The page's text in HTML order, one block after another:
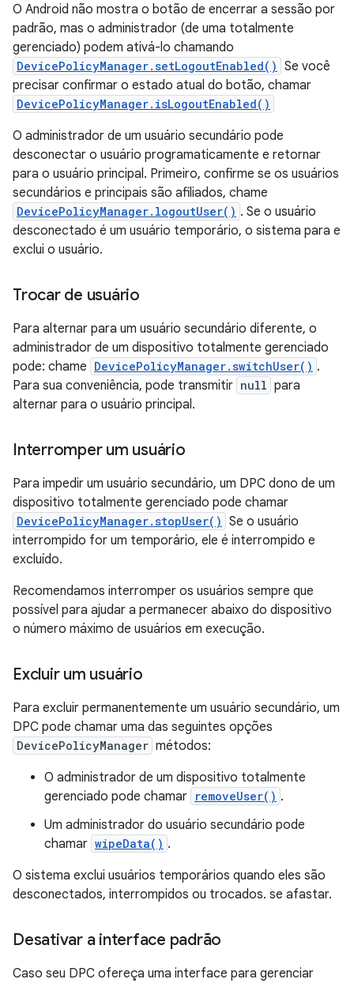
O Android não mostra o botão de encerrar a sessão por
padrão, mas o administrador (de uma totalmente
gerenciado) podem ativá-lo chamando
DevicePolicyManager.setLogoutEnabled() Se você
precisar confirmar o estado atual do botão, chamar
DevicePolicyManager.isLogoutEnabled()
O administrador de um usuário secundário pode
desconectar o usuário programaticamente e retornar
para o usuário principal. Primeiro, confirme se os usuários
secundários e principais são afiliados, chame
DevicePolicyManager.logoutUser() . Se o usuário
desconectado é um usuário temporário, o sistema para e
exclui o usuário.
Trocar de usuário
Para alternar para um usuário secundário diferente, o
administrador de um dispositivo totalmente gerenciado
pode: chame DevicePolicyManager.switchUser() .
Para sua conveniência, pode transmitir null para
alternar para o usuário principal.
Interromper um usuário
Para impedir um usuário secundário, um DPC dono de um
dispositivo totalmente gerenciado pode chamar
DevicePolicyManager.stopUser() Se o usuário
interrompido for um temporário, ele é interrompido e
excluído.
Recomendamos interromper os usuários sempre que
possível para ajudar a permanecer abaixo do dispositivo
o número máximo de usuários em execução.
Excluir um usuário
Para excluir permanentemente um usuário secundário, um
DPC pode chamar uma das seguintes opções
DevicePolicyManager métodos:
O administrador de um dispositivo totalmente
gerenciado pode chamar removeUser() .
Um administrador do usuário secundário pode
chamar wipeData() .
O sistema exclui usuários temporários quando eles são
desconectados, interrompidos ou trocados. se afastar.
Desativar a interface padrão
Caso seu DPC ofereça uma interface para gerenciar